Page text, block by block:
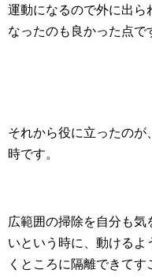
運動になるので外に出ら
なったのも良かった点で
それから役に立ったのが
時です。
広範囲の掃除を自分も
いという時に、動けるよ
くところに隔離できてす